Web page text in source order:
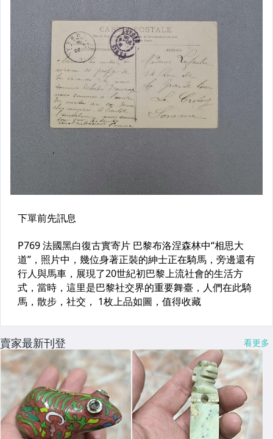
賣家最新刊登 看更多